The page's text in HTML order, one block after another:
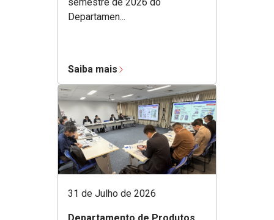
Departamen...
Saiba mais
31 de Julho de 2026